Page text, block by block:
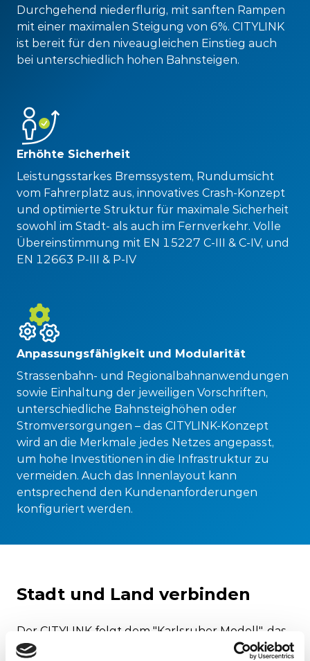
Durchgehend niederflurig, mit sanften Rampen
mit einer maximalen Steigung von 6%. CITYLINK
ist bereit für den niveaugleichen Einstieg auch
bei unterschiedlich hohen Bahnsteigen.
Erhöhte Sicherheit
Leistungsstarkes Bremssystem, Rundumsicht
vom Fahrerplatz aus, innovatives Crash-Konzept
und optimierte Struktur für maximale Sicherheit
sowohl im Stadt- als auch im Fernverkehr. Volle
Übereinstimmung mit EN 15227 C-III & C-IV, und
EN 12663 P-III & P-IV
Anpassungsfähigkeit und Modularität
Strassenbahn- und Regionalbahnanwendungen
sowie Einhaltung der jeweiligen Vorschriften,
unterschiedliche Bahnsteighöhen oder
Stromversorgungen – das CITYLINK-Konzept
wird an die Merkmale jedes Netzes angepasst,
um hohe Investitionen in die Infrastruktur zu
vermeiden. Auch das Innenlayout kann
entsprechend den Kundenanforderungen
konfiguriert werden.
Stadt und Land verbinden
Der CITYLINK folgt dem "Karlsruher Modell", das
in den 1980er Jahren in Karlsruhe aus der Idee